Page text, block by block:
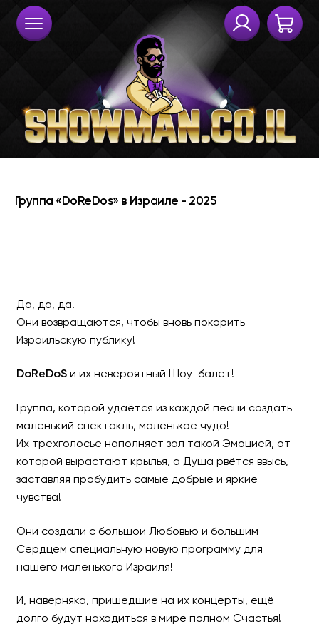
Группа «DoReDos» в
Да, да, да!
Они возвращаются, чтобы вновь покорить
Израильскую публику!
DoReDoSи их невероятный Шоу-балет!
Группа, которой удаётся из каждой песни создать
маленький спектакль, маленькое чудо!
Их трехголосье наполняет зал такой Эмоцией, от
которой вырастают крылья, а Душа рвётся ввысь,
заставляя пробудить самые добрые и яркие
чувства!
Они создали с большой Любовью и большим
Сердцем специальную новую программу для
нашего маленького Израиля!
И, наверняка, пришедшие на их концерты, ещё
долго будут находиться в мире полном Счастья!